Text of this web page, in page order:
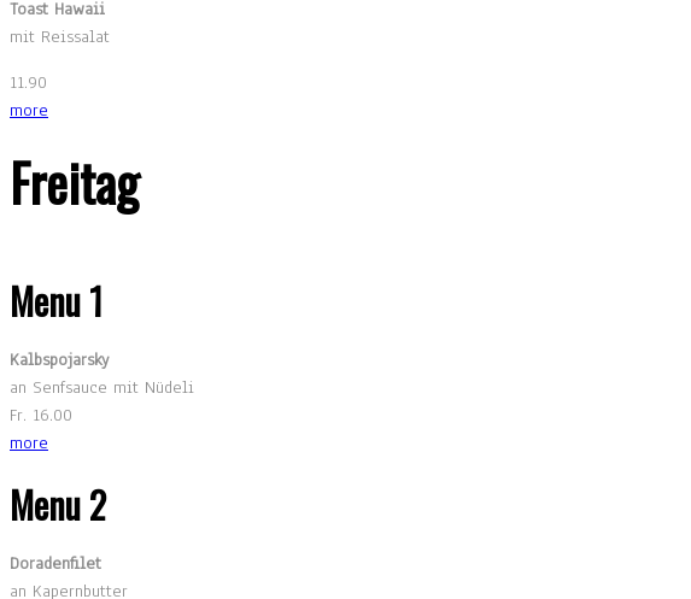
Toast Hawaii
mit Reissalat
11.90
more
Freitag
Menu 1
Kalbspojarsky
an Senfsauce mit Nüdeli
Fr. 16.00
more
Menu 2
Doradenfilet
an Kapernbutter